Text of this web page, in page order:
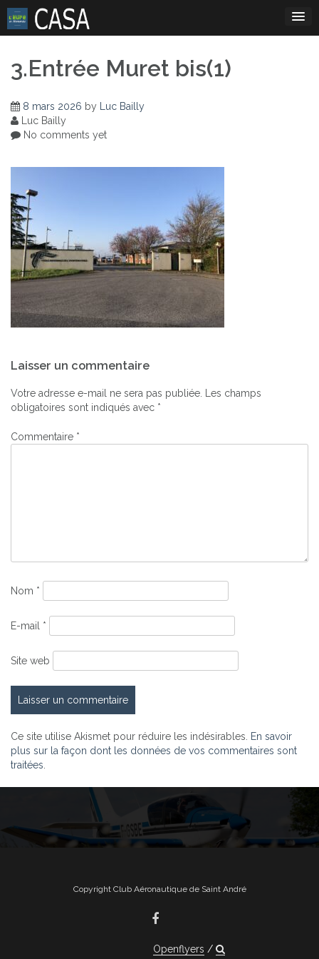
Skip
content
3.Entrée Muret bis(1)
8 mars 2026 by Luc Bailly
Luc Bailly
No comments yet
de
l’article
Laisser un commentaire
Votre adresse e-mail ne sera pas publiée. Les champs
obligatoires sont indiqués avec *
Commentaire *
Nom *
E-mail *
Site web
Ce site utilise Akismet pour réduire les indésirables. En savoir
plus sur la façon dont les données de vos commentaires sont
traitées
Copyright Club Aéronautique de Saint André
Openflyers